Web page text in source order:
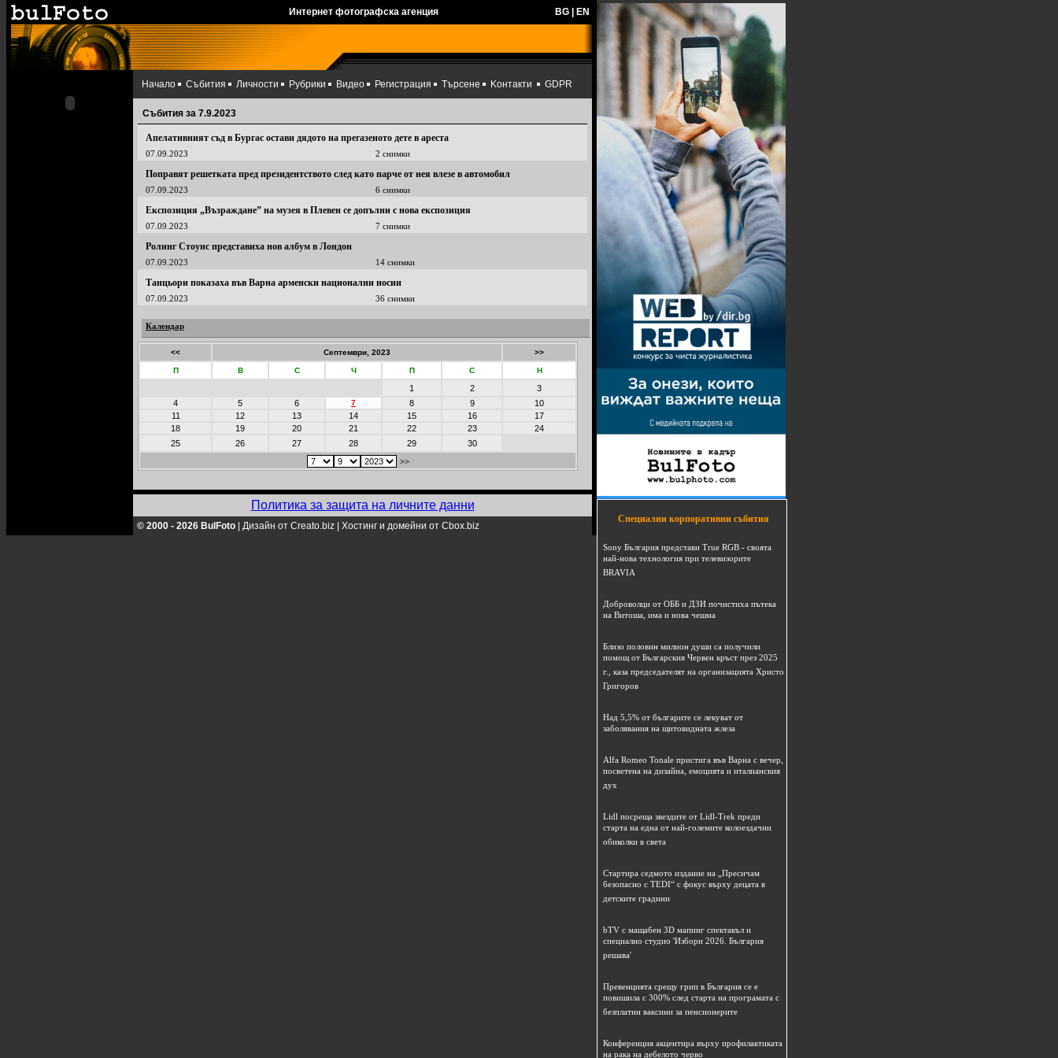
Интернет фотографска агенция BG EN
Начало Събития Личности Рубрики Видео Регистрация Търсене Kонтакти GDPR
Събития за 7.9.2023
Апелативният съд в Бургас остави дядото на прегазеното дете в ареста
07.09.2023 2 снимки
Поправят решетката пред президентството след като парче от нея влезе в автомобил
07.09.2023 6 снимки
Експозиция „Възраждане” на музея в Плевен се допълни с нова експозиция
07.09.2023 7 снимки
Ролинг Стоунс представиха нов албум в Лондон
07.09.2023 14 снимки
Танцьори показаха във Варна арменски национални носии
07.09.2023 36 снимки
Календар
<< Септември, 2023 >>
П В С Ч П С Н
1 2
3
4
5 6 7 8 9
10
11
12 13 14 15 16
17
18
19 20 21 22 23
24
25
26 27 28 29
30
>>
Политика за защита на личните данни
© 2000 - 2026 BulFoto Дизайн от Creato.biz Хостинг и домейни от Cbox.biz
Специални корпоративни събития
Sony България представи True RGB - своята
най-нова технология при телевизорите
BRAVIA
Доброволци от ОББ и ДЗИ почистиха пътека
на Витоша, има и нова чешма
Близо половин милион души са получили
помощ от Българския Червен кръст през 2025
г., каза председателят на организацията Христо
Григоров
Над 5,5% от българите се лекуват от
заболявания на щитовидната жлеза
Alfa Romeo Tonale пристига във Варна с вечер,
посветена на дизайна, емоцията и италианския
дух
Lidl посреща звездите от Lidl-Trek преди
старта на една от най-големите колоездачни
обиколки в света
Стартира седмото издание на „Пресичам
безопасно с TEDI“ с фокус върху децата в
детските градини
bTV с мащабен 3D мапинг спектакъл и
специално студио 'Избори 2026. България
решава'
Превенцията срещу грип в България се е
повишила с 300% след старта на програмата с
безплатни ваксини за пенсионерите
Конференция акцентира върху профилактиката